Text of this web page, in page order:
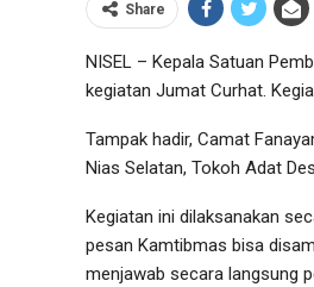
Share
NISEL – Kepala Satuan
kegiatan Jumat Curhat.
Tampak hadir, Camat
Nias Selatan, Tokoh Adat
Kegiatan ini dilaksanakan
pesan Kamtibmas bisa
menjawab secara langsung